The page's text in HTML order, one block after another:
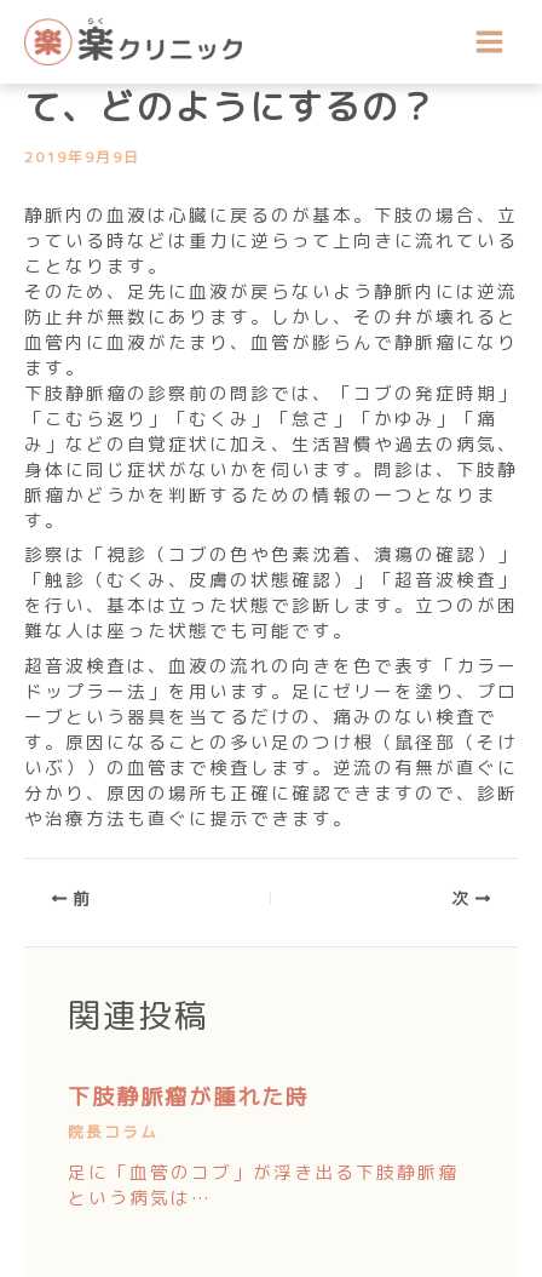
ス
院長コラム
下肢静脈瘤の診察・検査っ
て、どのようにするの？
2019年9月9日
静脈内の血液は心臓に戻るのが基本。下肢の場合、立
っている時などは重力に逆らって上向きに流れている
ことなります。
そのため、足先に血液が戻らないよう静脈内には逆流
防止弁が無数にあります。しかし、その弁が壊れると
血管内に血液がたまり、血管が膨らんで静脈瘤になり
ます。
下肢静脈瘤の診察前の問診では、「コブの発症時期」
「こむら返り」「むくみ」「怠さ」「かゆみ」「痛
み」などの自覚症状に加え、生活習慣や過去の病気、
身体に同じ症状がないかを伺います。問診は、下肢静
脈瘤かどうかを判断するための情報の一つとなりま
す。
診察は「視診（コブの色や色素沈着、潰瘍の確認）」
「触診（むくみ、皮膚の状態確認）」「超音波検査」
を行い、基本は立った状態で診断します。立つのが困
難な人は座った状態でも可能です。
超音波検査は、血液の流れの向きを色で表す「カラー
ドップラー法」を用います。足にゼリーを塗り、プロ
ーブという器具を当てるだけの、痛みのない検査で
す。原因になることの多い足のつけ根（鼠径部（そけ
いぶ））の血管まで検査します。逆流の有無が直ぐに
分かり、原因の場所も正確に確認できますので、診断
や治療方法も直ぐに提示できます。
前 次
関連投稿
下肢静脈瘤が腫れた時
院長コラム
足に「血管のコブ」が浮き出る下肢静脈瘤
という病気は…